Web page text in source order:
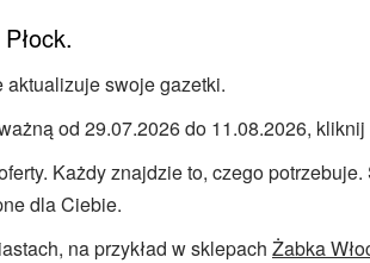
aktualizuje swoje gazetki.
od 29.07.2026 do 11.08.2026, kliknij
Każdy znajdzie to, czego
dla Ciebie.
na przykład w sklepach Żabka